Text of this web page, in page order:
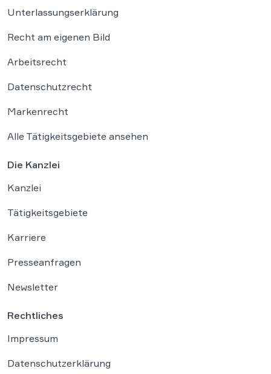
Unterlassungserklärung
Recht am eigenen Bild
Arbeitsrecht
Datenschutzrecht
Markenrecht
Alle Tätigkeitsgebiete ansehen
Die Kanzlei
Kanzlei
Tätigkeitsgebiete
Karriere
Presseanfragen
Newsletter
Rechtliches
Impressum
Datenschutzerklärung